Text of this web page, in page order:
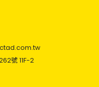
號 11F-2